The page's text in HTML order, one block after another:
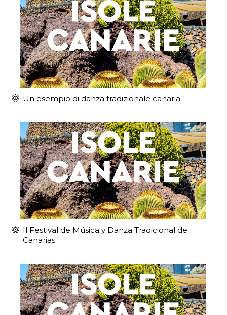
Un esempio di danza tradizionale canaria
Il Festival de Música y Danza Tradicional de
Canarias